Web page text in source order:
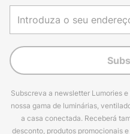
Subscreva a newsletter Lumories
nossa gama de luminárias,
a casa conectada. Receberá
desconto, produtos promocionais